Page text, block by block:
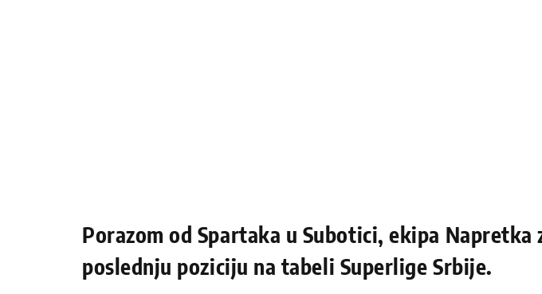
Porazom od Spartaka u Subotici, ekipa Napretka
poslednju poziciju na tabeli Superlige Srbije.